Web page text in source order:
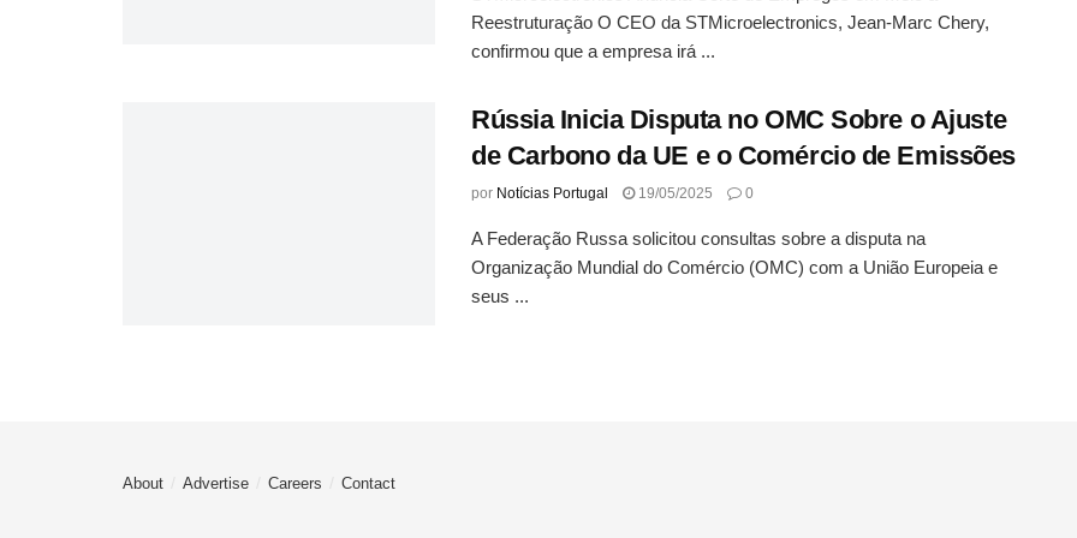
Reestruturação O CEO da STMicroelectronics, Jean-Marc Chery,
confirmou que a empresa irá ...
Rússia Inicia Disputa no OMC Sobre o Ajuste
de Carbono da UE e o Comércio de Emissões
por Notícias Portugal 19/05/2025 0
A Federação Russa solicitou consultas sobre a disputa na
Organização Mundial do Comércio (OMC) com a União Europeia e
seus ...
About Advertise Careers Contact